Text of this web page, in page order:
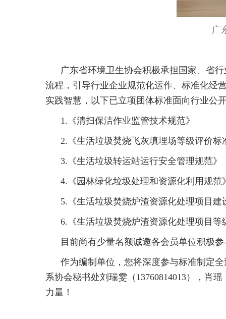
广
广东省环境卫生协会积极承担国家、省
流程，引导行业企业规范化运作、标准化经
实践智慧，以下已立项团体标准面向行业公
1.《清扫保洁作业监管技术规范》
2.《生活垃圾焚烧飞灰填埋场等级评价标
3.《生活垃圾转运站运行安全管理规范》
4.《园林绿化垃圾处理和资源化利用规范
5.《生活垃圾焚烧炉渣资源化处理项目建
6.《生活垃圾焚烧炉渣资源化处理项目等
目前尚有少量名额诚邀各会员单位积极
作为编制单位，您将深度参与标准制定
系协会秘书处刘瑞雯（13760814013），肖
力量！